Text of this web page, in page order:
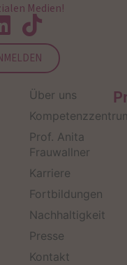
Medien!
Über uns
Prof. Anita
Frauwallner
Karriere
Fortbildungen
Nachhaltigkeit
Presse
Kontakt